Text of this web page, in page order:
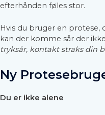
efterhånden føles stor.
Hvis du bruger en protese,
kan der komme sår der
tryksår, kontakt straks din
Ny
Du er ikke alene